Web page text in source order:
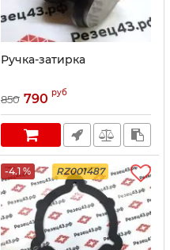
Ручка-затирка
850 790 руб
-4.1 % RZ001487